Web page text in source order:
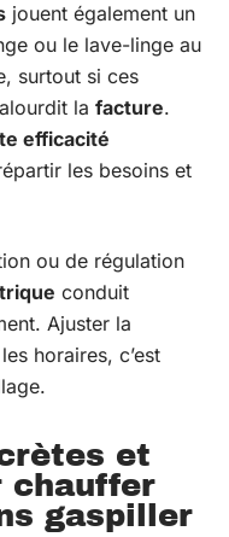
jouent également un
ou le lave-linge au
surtout si ces
la facture.
efficacité
les besoins et
ou de régulation
conduit
Ajuster la
horaires, c’est
et
chauffer
gaspiller